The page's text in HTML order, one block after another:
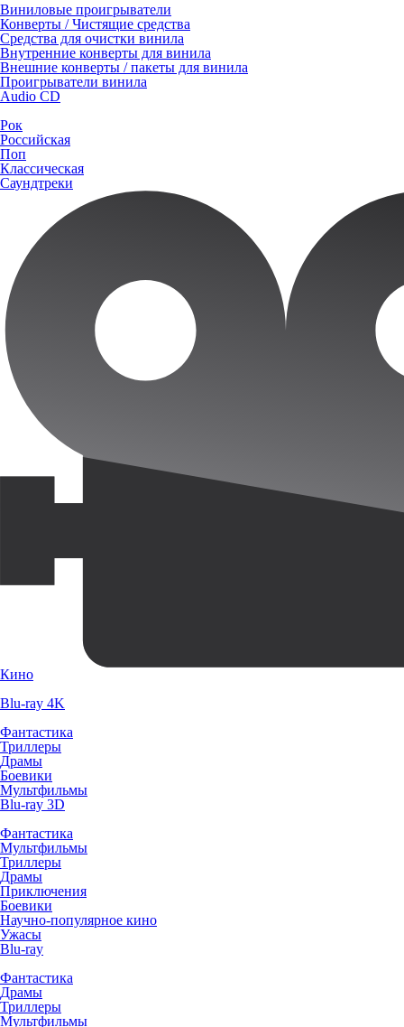
Виниловые проигрыватели
Конверты / Чистящие средства
Средства для очистки винила
Внутренние конверты для винила
Внешние конверты / пакеты для винила
Проигрыватели винила
Audio CD
Рок
Российская
Поп
Классическая
Саундтреки
Кино
Blu-ray 4K
Фантастика
Триллеры
Драмы
Боевики
Мультфильмы
Blu-ray 3D
Фантастика
Мультфильмы
Триллеры
Драмы
Приключения
Боевики
Научно-популярное кино
Ужасы
Blu-ray
Фантастика
Драмы
Триллеры
Мультфильмы